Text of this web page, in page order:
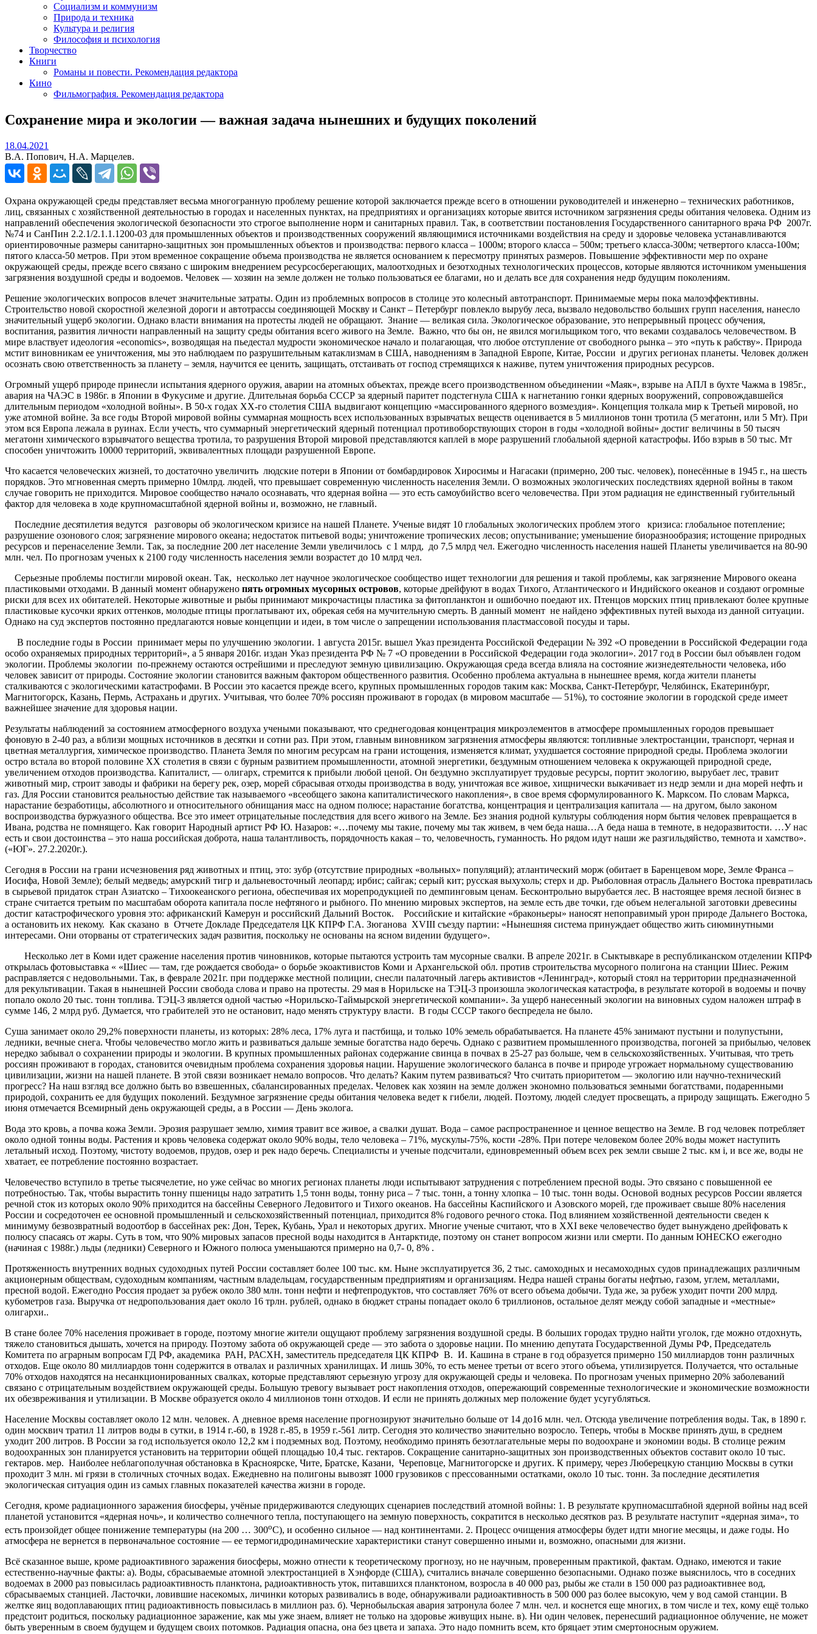
Социализм и коммунизм
Природа и техника
Культура и религия
Философия и психология
Творчество
Книги
Романы и повести. Рекомендация редактора
Кино
Фильмография. Рекомендация редактора
Сохранение мира и экологии — важная задача нынешних и будущих поколений
18.04.2021
В.А. Попович, Н.А. Марцелев.
Охрана окружающей среды представляет весьма многогранную проблему решение которой заключается прежде всего в отношении руководителей и инженерно – технических работников,
лиц, связанных с хозяйственной деятельностью в городах и населенных пунктах, на предприятиях и организациях которые явится источником загрязнения среды обитания человека. Одним из
направлений обеспечения экологической безопасности это строгое выполнение норм и санитарных правил. Так, в соответствии постановления Государственного санитарного врача РФ 2007г.
№74 и СанПин 2.2.1/2.1.1.1200-03 для промышленных объектов и производственных сооружений являющимися источниками воздействия на среду и здоровье человека устанавливаются
ориентировочные размеры санитарно-защитных зон промышленных объектов и производства: первого класса – 1000м; второго класса – 500м; третьего класса-300м; четвертого класса-100м;
пятого класса-50 метров. При этом временное сокращение объема производства не является основанием к пересмотру принятых размеров. Повышение эффективности мер по охране
окружающей среды, прежде всего связано с широким внедрением ресурсосберегающих, малоотходных и безотходных технологических процессов, которые являются источником уменьшения
загрязнения воздушной среды и водоемов. Человек — хозяин на земле должен не только пользоваться ее благами, но и делать все для сохранения недр будущим поколениям.
Решение экологических вопросов влечет значительные затраты. Один из проблемных вопросов в столице это колесный автотранспорт. Принимаемые меры пока малоэффективны.
Строительство новой скоростной железной дороги и автотрассы соединяющей Москву и Санкт – Петербург повлекло вырубу леса, вызвало недовольство больших групп населения, нанесло
значительный ущерб экологии. Однако власти внимания на протесты людей не обращают. Знание — великая сила. Экологическое образование, это непрерывный процесс обучения,
воспитания, развития личности направленный на защиту среды обитания всего живого на Земле. Важно, что бы он, не явился могильщиком того, что веками создавалось человечеством. В
мире властвует идеология «economics», возводящая на пьедестал мудрости экономическое начало и полагающая, что любое отступление от свободного рынка – это «путь к рабству». Природа
мстит виновникам ее уничтожения, мы это наблюдаем по разрушительным катаклизмам в США, наводнениям в Западной Европе, Китае, России и других регионах планеты. Человек должен
осознать свою ответственность за планету – земля, научится ее ценить, защищать, отстаивать от господ стремящихся к наживе, путем уничтожения природных ресурсов.
Огромный ущерб природе принесли испытания ядерного оружия, аварии на атомных объектах, прежде всего производственном объединении «Маяк», взрыве на АПЛ в бухте Чажма в 1985г.,
авария на ЧАЭС в 1986г. в Японии в Фукусиме и другие. Длительная борьба СССР за ядерный паритет подстегнула США к нагнетанию гонки ядерных вооружений, сопровождавшейся
длительным периодом «холодной войны». В 50-х годах ХХ-го столетия США выдвигают концепцию «массированного ядерного возмездия». Концепция толкала мир к Третьей мировой, но
уже атомной войне. За все годы Второй мировой войны суммарная мощность всех использованных взрывчатых веществ оценивается в 5 миллионов тонн тротила (5 мегатонн, или 5 Мт). При
этом вся Европа лежала в руинах. Если учесть, что суммарный энергетический ядерный потенциал противоборствующих сторон в годы «холодной войны» достиг величины в 50 тысяч
мегатонн химического взрывчатого вещества тротила, то разрушения Второй мировой представляются каплей в море разрушений глобальной ядерной катастрофы. Ибо взрыв в 50 тыс. Мт
способен уничтожить 10000 территорий, эквивалентных площади разрушенной Европе.
Что касается человеческих жизней, то достаточно увеличить людские потери в Японии от бомбардировок Хиросимы и Нагасаки (примерно, 200 тыс. человек), понесённые в 1945 г., на шесть
порядков. Это мгновенная смерть примерно 10млрд. людей, что превышает современную численность населения Земли. О возможных экологических последствиях ядерной войны в таком
случае говорить не приходится. Мировое сообщество начало осознавать, что ядерная война ― это есть самоубийство всего человечества. При этом радиация не единственный губительный
фактор для человека в ходе крупномасштабной ядерной войны и, возможно, не главный.
Последние десятилетия ведутся разговоры об экологическом кризисе на нашей Планете. Ученые видят 10 глобальных экологических проблем этого кризиса: глобальное потепление;
разрушение озонового слоя; загрязнение мирового океана; недостаток питьевой воды; уничтожение тропических лесов; опустынивание; уменьшение биоразнообразия; истощение природных
ресурсов и перенаселение Земли. Так, за последние 200 лет население Земли увеличилось с 1 млрд, до 7,5 млрд чел. Ежегодно численность населения нашей Планеты увеличивается на 80-90
млн. чел. По прогнозам ученых к 2100 году численность населения земли возрастет до 10 млрд чел.
Серьезные проблемы постигли мировой океан. Так, несколько лет научное экологическое сообщество ищет технологии для решения и такой проблемы, как загрязнение Мирового океана
пластиковыми отходами. В данный момент обнаружено пять огромных мусорных островов, которые дрейфуют в водах Тихого, Атлантического и Индийского океанов и создают огромные
риски для всех их обитателей. Некоторые животные и рыбы принимают микрочастицы пластика за фитопланктон и ошибочно поедают их. Птенцов морских птиц привлекают более крупные
пластиковые кусочки ярких оттенков, молодые птицы проглатывают их, обрекая себя на мучительную смерть. В данный момент не найдено эффективных путей выхода из данной ситуации.
Однако на суд экспертов постоянно предлагаются новые концепции и идеи, в том числе о запрещении использования пластмассовой посуды и тары.
В последние годы в России принимает меры по улучшению экологии. 1 августа 2015г. вышел Указ президента Российской Федерации № 392 «О проведении в Российской Федерации года
особо охраняемых природных территорий», а 5 января 2016г. издан Указ президента РФ № 7 «О проведении в Российской Федерации года экологии». 2017 год в России был объявлен годом
экологии. Проблемы экологии по-прежнему остаются острейшими и преследуют земную цивилизацию. Окружающая среда всегда влияла на состояние жизнедеятельности человека, ибо
человек зависит от природы. Состояние экологии становится важным фактором общественного развития. Особенно проблема актуальна в нынешнее время, когда жители планеты
сталкиваются с экологическими катастрофами. В России это касается прежде всего, крупных промышленных городов таким как: Москва, Санкт-Петербург, Челябинск, Екатеринбург,
Магнитогорск, Казань, Пермь, Астрахань и других. Учитывая, что более 70% россиян проживают в городах (в мировом масштабе — 51%), то состояние экологии в городской среде имеет
важнейшее значение для здоровья нации.
Результаты наблюдений за состоянием атмосферного воздуха учеными показывают, что среднегодовая концентрация микроэлементов в атмосфере промышленных городов превышает
фоновую в 2-40 раз, а вблизи мощных источников в десятки и сотни раз. При этом, главным виновником загрязнения атмосферы являются: топливные электростанции, транспорт, черная и
цветная металлургия, химическое производство. Планета Земля по многим ресурсам на грани истощения, изменяется климат, ухудшается состояние природной среды. Проблема экологии
остро встала во второй половине ХХ столетия в связи с бурным развитием промышленности, атомной энергетики, бездумным отношением человека к окружающей природной среде,
увеличением отходов производства. Капиталист, — олигарх, стремится к прибыли любой ценой. Он бездумно эксплуатирует трудовые ресурсы, портит экологию, вырубает лес, травит
животный мир, строит заводы и фабрики на берегу рек, озер, морей сбрасывая отходы производства в воду, уничтожая все живое, хищнически выкачивает из недр земли и дна морей нефть и
газ. Для России становится реальностью действие так называемого «всеобщего закона капиталистического накопления», в свое время сформулированного К. Марксом. По словам Маркса,
нарастание безработицы, абсолютного и относительного обнищания масс на одном полюсе; нарастание богатства, концентрация и централизация капитала — на другом, было законом
воспроизводства буржуазного общества. Все это имеет отрицательные последствия для всего живого на Земле. Без знания родной культуры соблюдения норм бытия человек превращается в
Ивана, родства не помнящего. Как говорит Народный артист РФ Ю. Назаров: «…почему мы такие, почему мы так живем, в чем беда наша…А беда наша в темноте, в недоразвитости. …У нас
есть и свои достоинства – это наша российская доброта, наша талантливость, порядочность какая – то, человечность, гуманность. Но рядом идут наши же разгильдяйство, темнота и хамство».
(«ЮГ». 27.2.2020г.).
Сегодня в России на грани исчезновения ряд животных и птиц, это: зубр (отсутствие природных «вольных» популяций); атлантический морж (обитает в Баренцевом море, Земле Франса –
Иосифа, Новой Земле); белый медведь; амурский тигр и дальневосточный леопард; ирбис; сайгак; серый кит; русская выхухоль; стерх и др. Рыболовная отрасль Дальнего Востока превратилась
в сырьевой придаток стран Азиатско – Тихоокеанского региона, обеспечивая их морепродукцией по демпинговым ценам. Бесконтрольно вырубается лес. В настоящее время лесной бизнес в
стране считается третьим по масштабам оборота капитала после нефтяного и рыбного. По мнению мировых экспертов, на земле есть две точки, где объем нелегальной заготовки древесины
достиг катастрофического уровня это: африканский Камерун и российский Дальний Восток. Российские и китайские «браконьеры» наносят непоправимый урон природе Дальнего Востока,
а остановить их некому. Как сказано в Отчете Докладе Председателя ЦК КПРФ Г.А. Зюганова ХVIII съезду партии: «Нынешняя система принуждает общество жить сиюминутными
интересами. Они оторваны от стратегических задач развития, поскольку не основаны на ясном видении будущего».
Несколько лет в Коми идет сражение населения против чиновников, которые пытаются устроить там мусорные свалки. В апреле 2021г. в Сыктывкаре в республиканском отделении КПРФ
открылась фотовыставка « «Шиес — там, где рождается свобода» о борьбе экоактивистов Коми и Архангельской обл. против строительства мусорного полигона на станции Шиес. Режим
расправляется с недовольными. Так, в феврале 2021г. при поддержке местной полиции, снесли палаточный лагерь активистов «Ленинград», который стоял на территории предназначенной
для рекультивации. Такая в нынешней России свобода слова и право на протесты. 29 мая в Норильске на ТЭЦ-3 произошла экологическая катастрофа, в результате которой в водоемы и почву
попало около 20 тыс. тонн топлива. ТЭЦ-3 является одной частью «Норильско-Таймырской энергетической компании». За ущерб нанесенный экологии на виновных судом наложен штраф в
сумме 146, 2 млрд руб. Думается, что грабителей это не остановит, надо менять структуру власти. В годы СССР такого беспредела не было.
Суша занимает около 29,2% поверхности планеты, из которых: 28% леса, 17% луга и пастбища, и только 10% земель обрабатывается. На планете 45% занимают пустыни и полупустыни,
ледники, вечные снега. Чтобы человечество могло жить и развиваться дальше земные богатства надо беречь. Однако с развитием промышленного производства, погоней за прибылью, человек
нередко забывал о сохранении природы и экологии. В крупных промышленных районах содержание свинца в почвах в 25-27 раз больше, чем в сельскохозяйственных. Учитывая, что треть
россиян проживают в городах, становится очевидным проблема сохранения здоровья нации. Нарушение экологического баланса в почве и природе угрожает нормальному существованию
цивилизации, жизни на нашей планете. В этой связи возникает немало вопросов. Что делать? Каким путем развиваться? Что считать приоритетом — экологию или научно-технический
прогресс? На наш взгляд все должно быть во взвешенных, сбалансированных пределах. Человек как хозяин на земле должен экономно пользоваться земными богатствами, подаренными
природой, сохранить ее для будущих поколений. Бездумное загрязнение среды обитания человека ведет к гибели, людей. Поэтому, людей следует просвещать, а природу защищать. Ежегодно 5
июня отмечается Всемирный день окружающей среды, а в России — День эколога.
Вода это кровь, а почва кожа Земли. Эрозия разрушает землю, химия травит все живое, а свалки душат. Вода – самое распространенное и ценное вещество на Земле. В год человек потребляет
около одной тонны воды. Растения и кровь человека содержат около 90% воды, тело человека – 71%, мускулы-75%, кости -28%. При потере человеком более 20% воды может наступить
летальный исход. Поэтому, чистоту водоемов, прудов, озер и рек надо беречь. Специалисты и ученые подсчитали, единовременный объем всех рек земли свыше 2 тыс. км і, и все же, воды не
хватает, ее потребление постоянно возрастает.
Человечество вступило в третье тысячелетие, но уже сейчас во многих регионах планеты люди испытывают затруднения с потреблением пресной воды. Это связано с повышенной ее
потребностью. Так, чтобы вырастить тонну пшеницы надо затратить 1,5 тонн воды, тонну риса – 7 тыс. тонн, а тонну хлопка – 10 тыс. тонн воды. Основой водных ресурсов России является
речной сток из которых около 90% приходится на бассейны Северного Ледовитого и Тихого океанов. На бассейны Каспийского и Азовского морей, где проживает свыше 80% населения
России и сосредоточен ее основной промышленный и сельскохозяйственный потенциал, приходится 8% годового речного стока. Под влиянием хозяйственной деятельности сведен к
минимуму безвозвратный водоотбор в бассейнах рек: Дон, Терек, Кубань, Урал и некоторых других. Многие ученые считают, что в ХХI веке человечество будет вынуждено дрейфовать к
полюсу спасаясь от жары. Суть в том, что 90% мировых запасов пресной воды находится в Антарктиде, поэтому он станет вопросом жизни или смерти. По данным ЮНЕСКО ежегодно
(начиная с 1988г.) льды (ледники) Северного и Южного полюса уменьшаются примерно на 0,7- 0, 8% .
Протяженность внутренних водных судоходных путей России составляет более 100 тыс. км. Ныне эксплуатируется 36, 2 тыс. самоходных и несамоходных судов принадлежащих различным
акционерным обществам, судоходным компаниям, частным владельцам, государственным предприятиям и организациям. Недра нашей страны богаты нефтью, газом, углем, металлами,
пресной водой. Ежегодно Россия продает за рубеж около 380 млн. тонн нефти и нефтепродуктов, что составляет 76% от всего объема добычи. Туда же, за рубеж уходит почти 200 млрд.
кубометров газа. Выручка от недропользования дает около 16 трлн. рублей, однако в бюджет страны попадает около 6 триллионов, остальное делят между собой западные и «местные»
олигархи..
В стане более 70% населения проживает в городе, поэтому многие жители ощущают проблему загрязнения воздушной среды. В больших городах трудно найти уголок, где можно отдохнуть,
тяжело становиться дышать, хочется на природу. Поэтому забота об окружающей среде — это забота о здоровье нации. По мнению депутата Государственной Думы РФ, Председатель
Комитета по аграрным вопросам ГД РФ, академика РАН, РАСХН, заместитель председателя ЦК КПРФ В. И. Кашина в стране в год образуется примерно 150 миллиардов тонн различных
отходов. Еще около 80 миллиардов тонн содержится в отвалах и различных хранилищах. И лишь 30%, то есть менее третьи от всего этого объема, утилизируется. Получается, что остальные
70% отходов находятся на несанкционированных свалках, которые представляют серьезную угрозу для окружающей среды и человека. По прогнозам ученых примерно 20% заболеваний
связано с отрицательным воздействием окружающей среды. Большую тревогу вызывает рост накопления отходов, опережающий современные технологические и экономические возможности
их обезвреживания и утилизации. В Москве образуется около 4 миллионов тонн отходов. И если не принять должных мер положение будет усугубляться.
Население Москвы составляет около 12 млн. человек. А дневное время население прогнозируют значительно больше от 14 до16 млн. чел. Отсюда увеличение потребления воды. Так, в 1890 г.
один москвич тратил 11 литров воды в сутки, в 1914 г.-60, в 1928 г.-85, в 1959 г.-561 литр. Сегодня это количество значительно возросло. Теперь, чтобы в Москве принять душ, в среднем
уходит 200 литров. В России за год используется около 12,2 км і подземных вод. Поэтому, необходимо принять безотлагательные меры по водоохране и экономии воды. В столице режим
водоохранных зон планируется установить на территории общей площадью 10,4 тыс. гектаров. Сокращение санитарно-защитных зон производственных объектов составит около 10 тыс.
гектаров. мер. Наиболее неблагополучная обстановка в Красноярске, Чите, Братске, Казани, Череповце, Магнитогорске и других. К примеру, через Люберецкую станцию Москвы в сутки
проходит 3 млн. мі грязи в столичных сточных водах. Ежедневно на полигоны вывозят 1000 грузовиков с прессованными остатками, около 10 тыс. тонн. За последние десятилетия
экологическая ситуация один из самых главных показателей качества жизни в городе.
Сегодня, кроме радиационного заражения биосферы, учёные придерживаются следующих сценариев последствий атомной войны: 1. В результате крупномасштабной ядерной войны над всей
планетой установится «ядерная ночь», и количество солнечного тепла, поступающего на земную поверхность, сократится в несколько десятков раз. В результате наступит «ядерная зима», то
есть произойдет общее понижение температуры (на 200 … 300оС), и особенно сильное ― над континентами. 2. Процесс очищения атмосферы будет идти многие месяцы, и даже годы. Но
атмосфера не вернется в первоначальное состояние ― ее термогидродинамические характеристики станут совершенно иными и, возможно, опасными для жизни.
Всё сказанное выше, кроме радиоактивного заражения биосферы, можно отнести к теоретическому прогнозу, но не научным, проверенным практикой, фактам. Однако, имеются и такие
естественно-научные факты: а). Воды, сбрасываемые атомной электростанцией в Хэнфорде (США), считались вначале совершенно безопасными. Однако позже выяснилось, что в соседних
водоемах в 2000 раз повысилась радиоактивность планктона, радиоактивность уток, питавшихся планктоном, возросла в 40 000 раз, рыбы же стали в 150 000 раз радиоактивнее вод,
сбрасываемых станцией. Ласточки, ловившие насекомых, личинки которых развивались в воде, обнаруживали радиоактивность в 500 000 раз более высокую, чем у вод самой станции. В
желтке яиц водоплавающих птиц радиоактивность повысилась в миллион раз. б). Чернобыльская авария затронула более 7 млн. чел. и коснется еще многих, в том числе и тех, кому ещё только
предстоит родиться, поскольку радиационное заражение, как мы уже знаем, влияет не только на здоровье живущих ныне. в). Ни один человек, перенесший радиационное облучение, не может
быть уверенным в своем будущем и будущем своих потомков. Радиация опасна, она без цвета и запаха. Это надо помнить всем, кто бряцает этим смертоносным оружием.